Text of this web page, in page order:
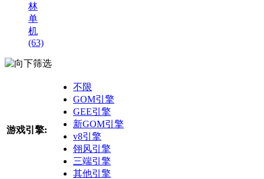
林
单
机
(63)
筛选
游戏引擎:
不限
GOM引擎
GEE引擎
新GOM引擎
v8引擎
翎风引擎
三端引擎
其他引擎